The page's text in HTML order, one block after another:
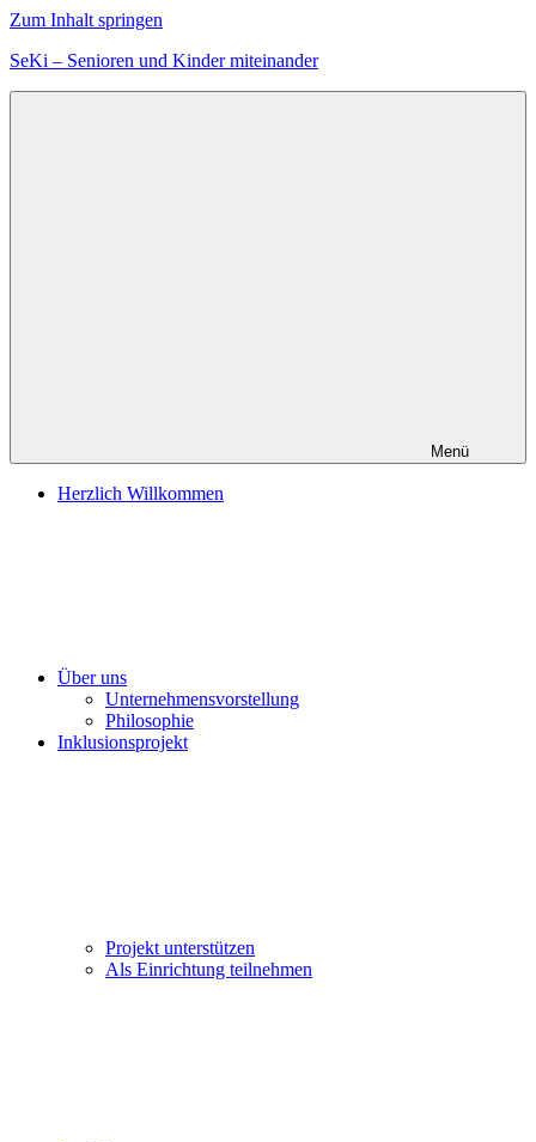
Zum Inhalt springen
SeKi – Senioren und Kinder miteinander
Menü
Herzlich Willkommen
Über uns
Unternehmensvorstellung
Philosophie
Inklusionsprojekt
Projekt unterstützen
Als Einrichtung teilnehmen